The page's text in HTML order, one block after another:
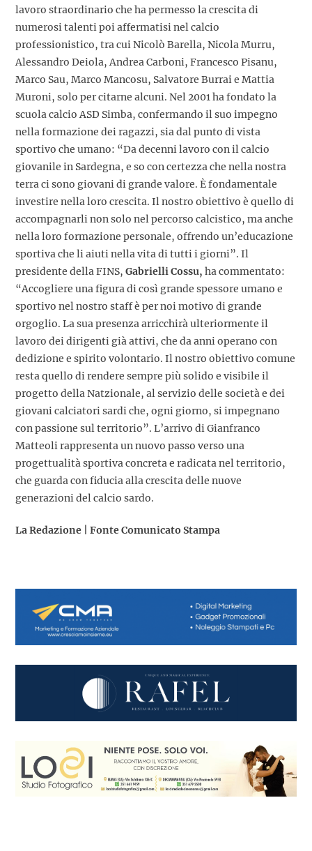
lavoro straordinario che ha permesso la crescita di
numerosi talenti poi affermatisi nel calcio
professionistico, tra cui Nicolò Barella, Nicola Murru,
Alessandro Deiola, Andrea Carboni, Francesco Pisanu,
Marco Sau, Marco Mancosu, Salvatore Burrai e Mattia
Muroni, solo per citarne alcuni. Nel 2001 ha fondato la
scuola calcio ASD Simba, confermando il suo impegno
nella formazione dei ragazzi, sia dal punto di vista
sportivo che umano: “Da decenni lavoro con il calcio
giovanile in Sardegna, e so con certezza che nella nostra
terra ci sono giovani di grande valore. È fondamentale
investire nella loro crescita. Il nostro obiettivo è quello di
accompagnarli non solo nel percorso calcistico, ma anche
nella loro formazione personale, offrendo un’educazione
sportiva che li aiuti nella vita di tutti i giorni”. Il
presidente della FINS, Gabrielli Cossu, ha commentato:
“Accogliere una figura di così grande spessore umano e
sportivo nel nostro staff è per noi motivo di grande
orgoglio. La sua presenza arricchirà ulteriormente il
lavoro dei dirigenti già attivi, che da anni operano con
dedizione e spirito volontario. Il nostro obiettivo comune
resta quello di rendere sempre più solido e visibile il
progetto della Natzionale, al servizio delle società e dei
giovani calciatori sardi che, ogni giorno, si impegnano
con passione sul territorio”. L’arrivo di Gianfranco
Matteoli rappresenta un nuovo passo verso una
progettualità sportiva concreta e radicata nel territorio,
che guarda con fiducia alla crescita delle nuove
generazioni del calcio sardo.
La Redazione | Fonte Comunicato Stampa